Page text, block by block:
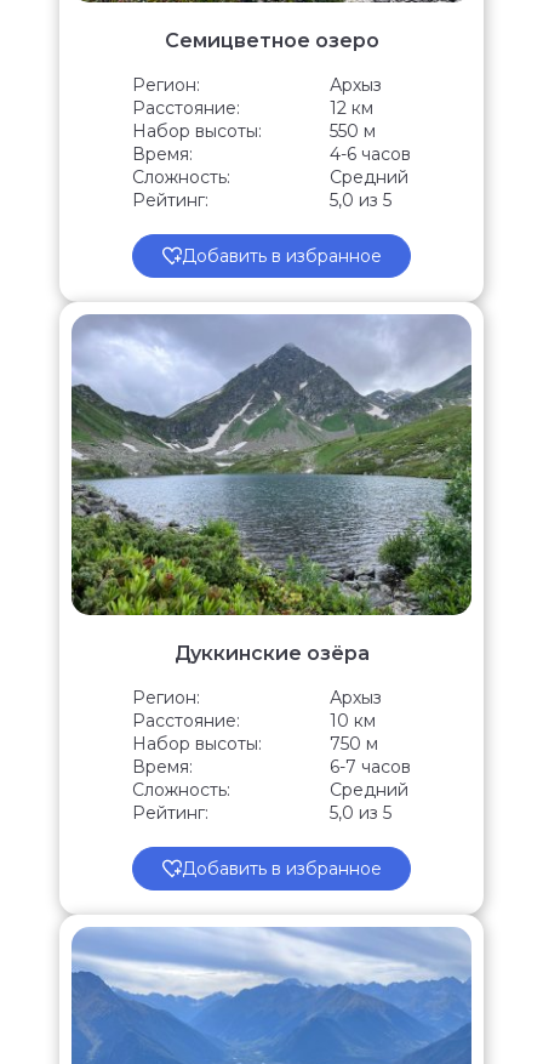
Семицветное озеро
Регион:
Расстояние:
Набор высоты:
Время:
Сложность:
Рейтинг:
Архыз
12 км
550 м
4-6 часов
Средний
5,0 из 5
Добавить в избранное
Дуккинские озёра
Регион:
Расстояние:
Набор высоты:
Время:
Сложность:
Рейтинг:
Архыз
10 км
750 м
6-7 часов
Средний
5,0 из 5
Добавить в избранное